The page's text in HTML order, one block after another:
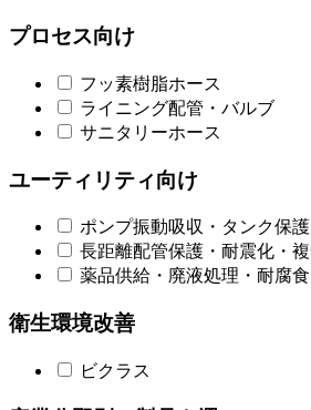
プロセス向け
フッ素樹脂ホース
ライニング配管・バルブ
サニタリーホース
ユーティリティ向け
ポンプ振動吸収・タンク保護
長距離配管保護・耐震化・
薬品供給・廃液処理・耐腐食
衛生環境改善
ビクラス